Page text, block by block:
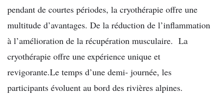
pendant de courtes périodes, la cryothérapie offre une
multitude d’avantages. De la réduction de l’inflammation
à l’amélioration de la récupération musculaire. La
cryothérapie offre une expérience unique et
revigorante.Le temps d’une demi- journée, les
participants évoluent au bord des rivières alpines.